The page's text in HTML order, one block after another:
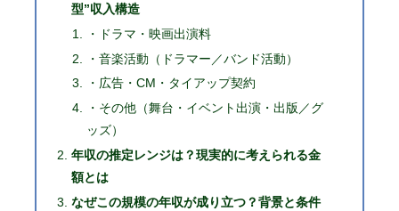
型”収入構造
・ドラマ・映画出演料
・音楽活動（ドラマー／バンド活動）
・広告・CM・タイアップ契約
・その他（舞台・イベント出演・出版／グ
ッズ）
年収の推定レンジは？現実的に考えられる金
額とは
なぜこの規模の年収が成り立つ？背景と条件